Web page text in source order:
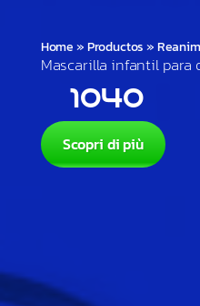
Home»Productos»
Mascarilla infantil para
1040
Scopri di più